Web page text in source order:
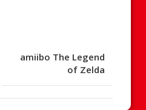
amiibo The Legend
of Zelda